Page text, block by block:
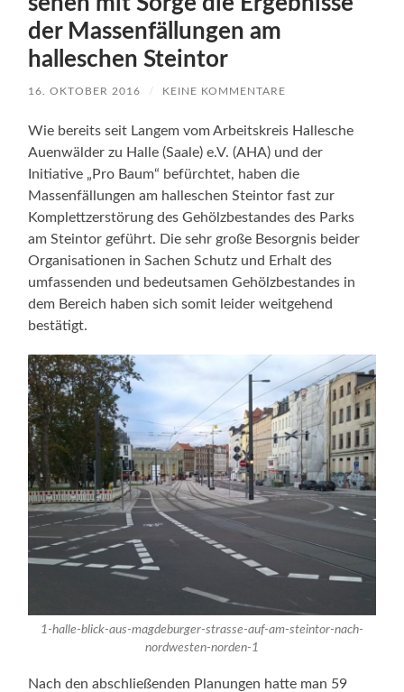
der Massenfällungen am
halleschen Steintor
16. OKTOBER 2016 / KEINE KOMMENTARE
Wie bereits seit Langem vom Arbeitskreis Hallesche
Auenwälder zu Halle (Saale) e.V. (AHA) und der
Initiative „Pro Baum“ befürchtet, haben die
Massenfällungen am halleschen Steintor fast zur
Komplettzerstörung des Gehölzbestandes des Parks
am Steintor geführt. Die sehr große Besorgnis beider
Organisationen in Sachen Schutz und Erhalt des
umfassenden und bedeutsamen Gehölzbestandes in
dem Bereich haben sich somit leider weitgehend
bestätigt.
1-halle-blick-aus-magdeburger-strasse-auf-am-steintor-nach-
nordwesten-norden-1
Nach den abschließenden Planungen hatte man 59